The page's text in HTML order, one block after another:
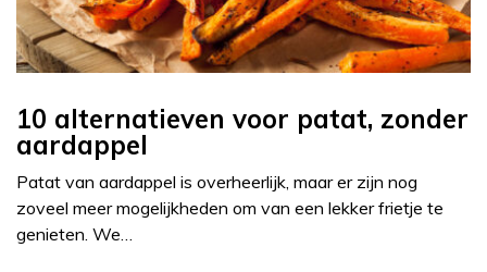
10 alternatieven voor patat, zonder
aardappel
Patat van aardappel is overheerlijk, maar er zijn nog
zoveel meer mogelijkheden om van een lekker frietje te
genieten. We…